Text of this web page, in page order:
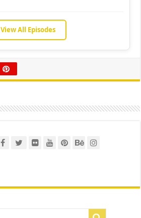
View All Episodes